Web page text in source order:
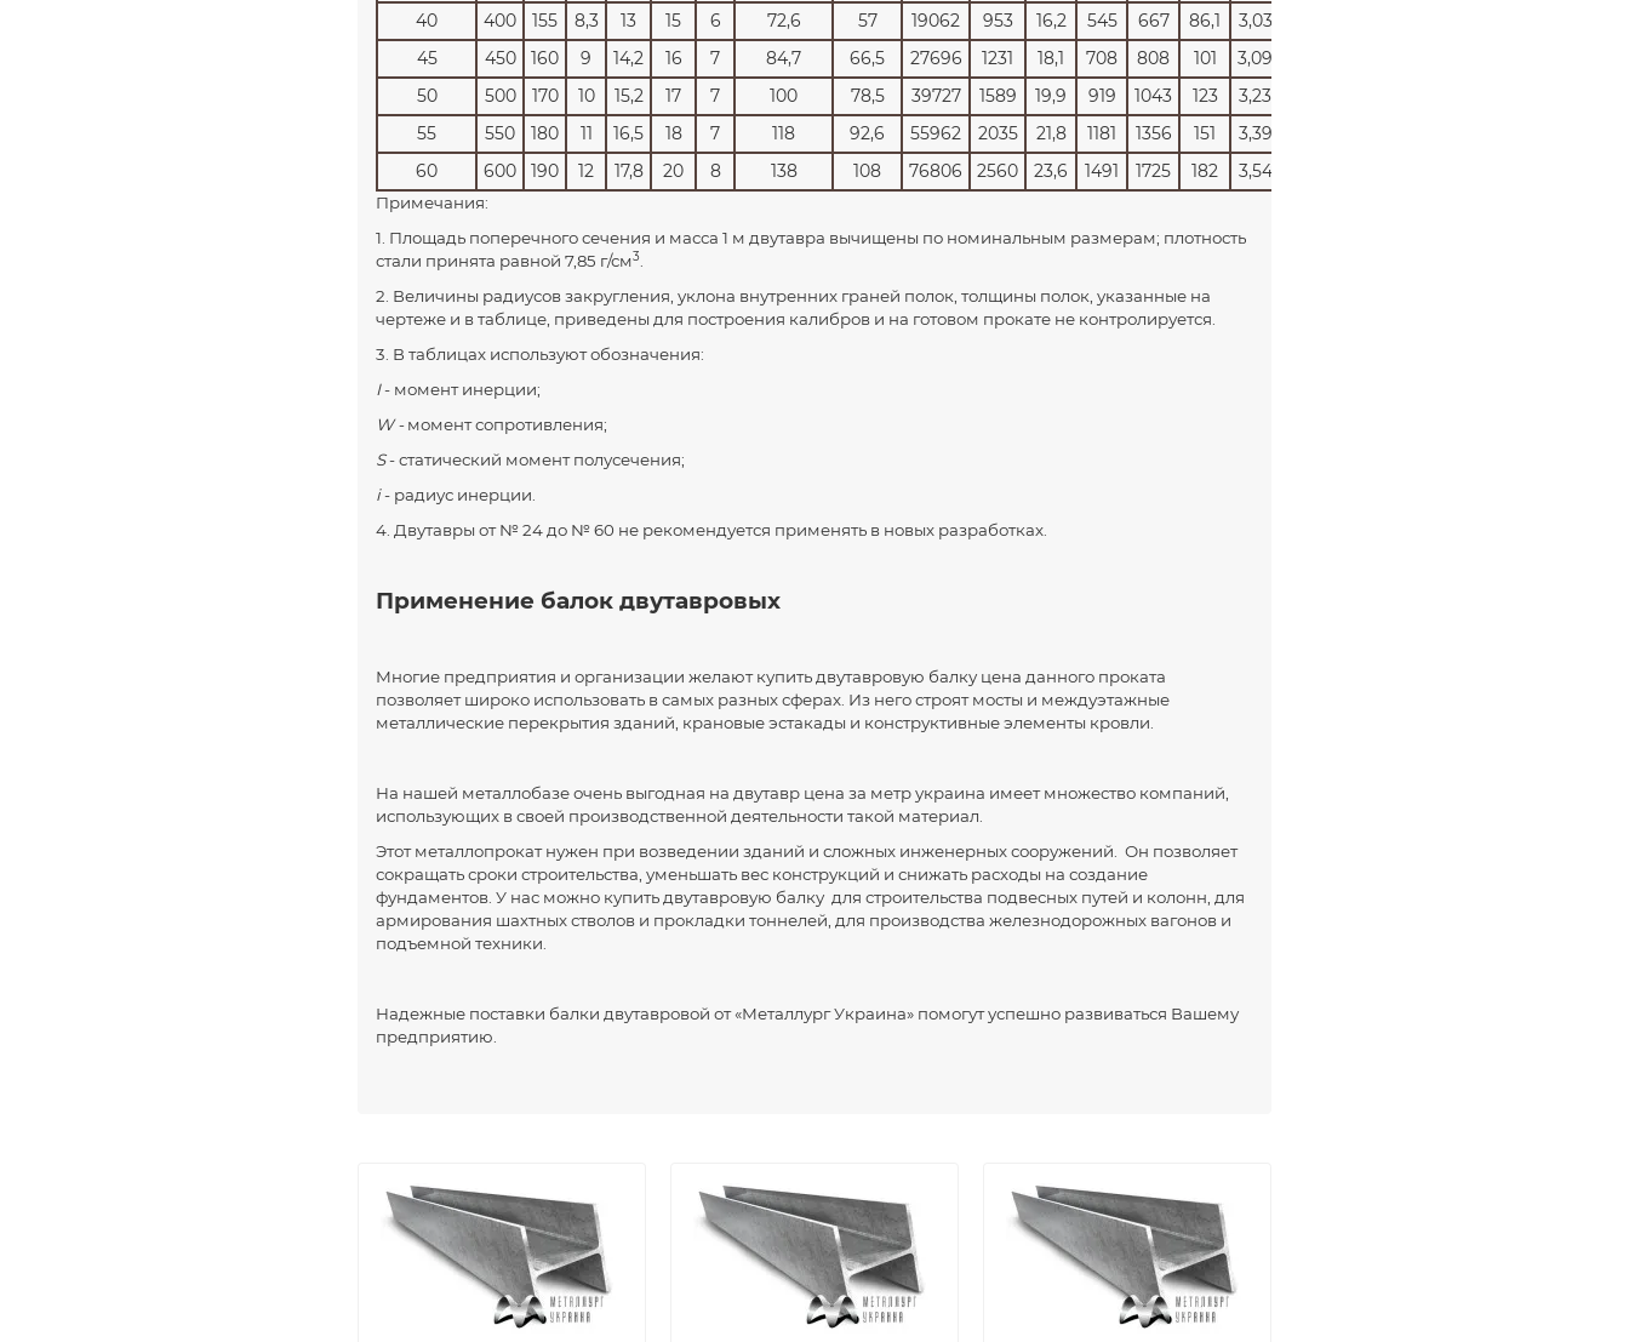
40
400 155 8,3 13 15 6 72,6 57 19062 953 16,2 545 667 86,1
3,03
45
450 160 9 14,2 16 7 84,7 66,5 27696 1231 18,1 708 808 101
3,09
50
500 170 10 15,2 17 7 100 78,5 39727 1589 19,9 919 1043 123
3,23
55
550 180 11 16,5 18 7 118 92,6 55962 2035 21,8 1181 1356 151
3,39
60
600 190 12 17,8 20 8 138 108 76806 2560 23,6 1491 1725 182 3,54
Примечания:
1. Площадь поперечного сечения и масса 1 м двутавра вычищены по номинальным размерам; плотность
стали принята равной 7,85 г/см3
2. Величины радиусов закругления, уклона внутренних граней полок, толщины полок, указанные на
чертеже и в таблице, приведены для построения калибров и на готовом прокате не контролируется.
3. В таблицах используют обозначения:
I- момент инерции;
W -момент сопротивления;
S- статический момент полусечения;
i- радиус инерции.
4. Двутавры от № 24 до № 60 не рекомендуется применять в новых разработках.
Применение балок двутавровых
Многие предприятия и организации желают купить двутавровую балку цена данного проката
позволяет широко использовать в самых разных сферах. Из него строят мосты и междуэтажные
металлические перекрытия зданий, крановые эстакады и конструктивные элементы кровли.
На нашей металлобазе очень выгодная на двутавр цена за метр украина имеет множество компаний,
использующих в своей производственной деятельности такой материал.
Этот металлопрокат нужен при возведении зданий и сложных инженерных сооружений. Он позволяет
сокращать сроки строительства, уменьшать вес конструкций и снижать расходы на создание
фундаментов. У нас можно купить двутавровую балку для строительства подвесных путей и колонн, для
армирования шахтных стволов и прокладки тоннелей, для производства железнодорожных вагонов и
подъемной техники.
Надежные поставки балки двутавровой от «Металлург Украина» помогут успешно развиваться Вашему
предприятию.